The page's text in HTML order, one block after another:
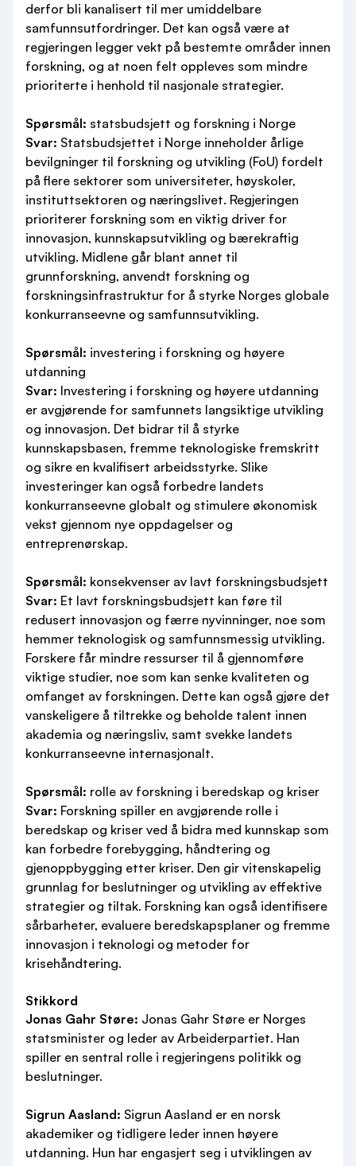
derfor bli kanalisert til mer umiddelbare
samfunnsutfordringer. Det kan også være at
regjeringen legger vekt på bestemte områder innen
forskning, og at noen felt oppleves som mindre
prioriterte i henhold til nasjonale strategier.
Spørsmål: statsbudsjett og forskning i Norge
Svar: Statsbudsjettet i Norge inneholder årlige
bevilgninger til forskning og utvikling (FoU) fordelt
på flere sektorer som universiteter, høyskoler,
instituttsektoren og næringslivet. Regjeringen
prioriterer forskning som en viktig driver for
innovasjon, kunnskapsutvikling og bærekraftig
utvikling. Midlene går blant annet til
grunnforskning, anvendt forskning og
forskningsinfrastruktur for å styrke Norges globale
konkurranseevne og samfunnsutvikling.
Spørsmål: investering i forskning og høyere
utdanning
Svar: Investering i forskning og høyere utdanning
er avgjørende for samfunnets langsiktige utvikling
og innovasjon. Det bidrar til å styrke
kunnskapsbasen, fremme teknologiske fremskritt
og sikre en kvalifisert arbeidsstyrke. Slike
investeringer kan også forbedre landets
konkurranseevne globalt og stimulere økonomisk
vekst gjennom nye oppdagelser og
entreprenørskap.
Spørsmål: konsekvenser av lavt forskningsbudsjett
Svar: Et lavt forskningsbudsjett kan føre til
redusert innovasjon og færre nyvinninger, noe som
hemmer teknologisk og samfunnsmessig utvikling.
Forskere får mindre ressurser til å gjennomføre
viktige studier, noe som kan senke kvaliteten og
omfanget av forskningen. Dette kan også gjøre det
vanskeligere å tiltrekke og beholde talent innen
akademia og næringsliv, samt svekke landets
konkurranseevne internasjonalt.
Spørsmål: rolle av forskning i beredskap og kriser
Svar: Forskning spiller en avgjørende rolle i
beredskap og kriser ved å bidra med kunnskap som
kan forbedre forebygging, håndtering og
gjenoppbygging etter kriser. Den gir vitenskapelig
grunnlag for beslutninger og utvikling av effektive
strategier og tiltak. Forskning kan også identifisere
sårbarheter, evaluere beredskapsplaner og fremme
innovasjon i teknologi og metoder for
krisehåndtering.
Stikkord
Jonas Gahr Støre: Jonas Gahr Støre er Norges
statsminister og leder av Arbeiderpartiet. Han
spiller en sentral rolle i regjeringens politikk og
beslutninger.
Sigrun Aasland: Sigrun Aasland er en norsk
akademiker og tidligere leder innen høyere
utdanning. Hun har engasjert seg i utviklingen av